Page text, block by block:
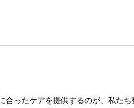
ったケアを提供するのが、私たち